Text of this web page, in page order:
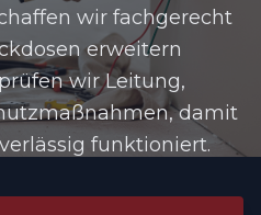
wir fachgerecht
erweitern
wir Leitung,
damit
funktioniert.